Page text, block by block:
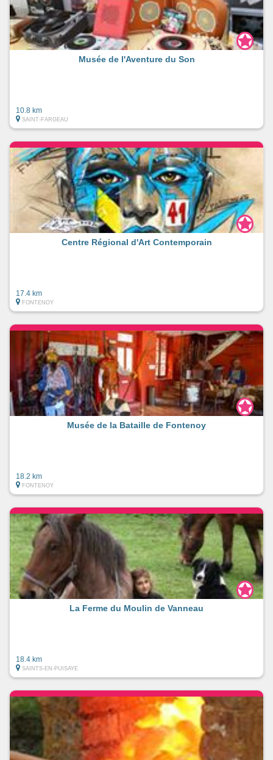
Musée de l'Aventure du Son
10.8 km
SAINT-FARGEAU
Centre Régional d'Art Contemporain
17.4 km
FONTENOY
Musée de la Bataille de Fontenoy
18.2 km
FONTENOY
La Ferme du Moulin de Vanneau
18.4 km
SAINTS-EN-PUISAYE